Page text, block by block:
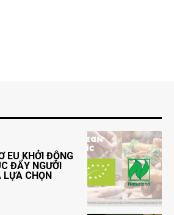
EU KHỞI ĐỘNG
ĐẨY NGƯỜI
LỰA CHỌN